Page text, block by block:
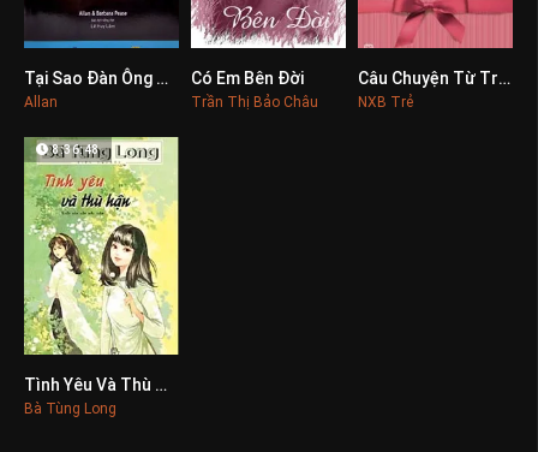
0
Tại Sao Đàn Ông Thích Tình Dục Và Phụ Nữ Cần Tình Yêu
Allan
Có Em Bên Đời
Trần Thị Bảo Châu
0Câu Chuyện Từ Trái Tim
NXB Trẻ
0
8:36:48
Tình Yêu Và Thù Hận
Bà Tùng Long